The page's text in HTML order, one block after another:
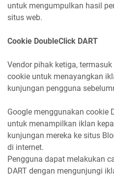
untuk mengumpulkan hasil
situs web.
Cookie DoubleClick DART
Vendor pihak ketiga,
cookie untuk menayangkan
kunjungan pengguna
Google menggunakan cookie
untuk menampilkan iklan
kunjungan mereka ke situs
di internet.
Pengguna dapat melakukan
DART dengan mengunjungi